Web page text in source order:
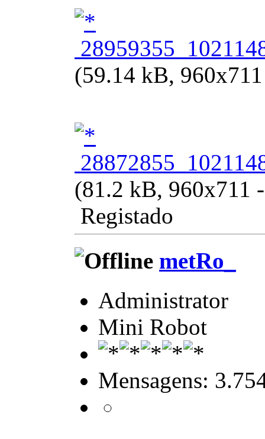
(59.14 kB,
(81.2 kB, 960x711
Registado
metRo_
Administrator
Mini Robot
Mensagens: